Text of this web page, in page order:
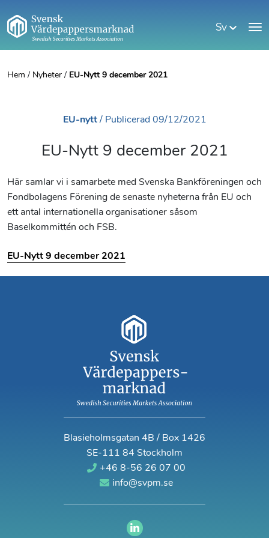
Sv
Hem / Nyheter / EU-Nytt 9 december 2021
EU-nytt / Publicerad 09/12/2021
EU-Nytt 9 december 2021
Här samlar vi i samarbete med Svenska Bankföreningen och
Fondbolagens Förening de senaste nyheterna från EU och
ett antal internationella organisationer såsom
Baselkommittén och FSB.
EU-Nytt 9 december 2021
Blasieholmsgatan 4B / Box 1426
SE-111 84 Stockholm
+46 8-56 26 07 00
info@svpm.se